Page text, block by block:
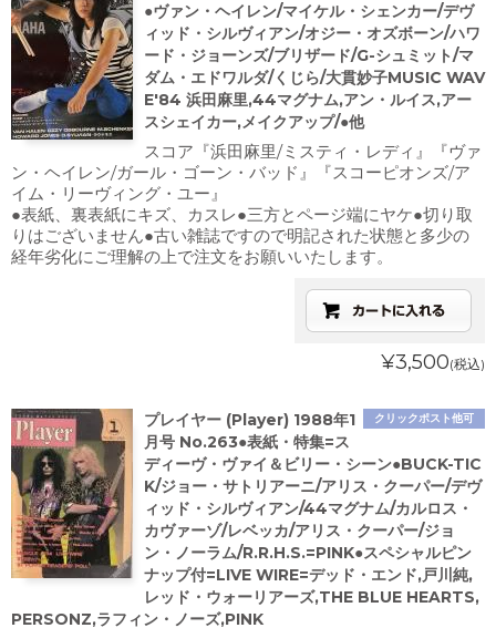
●ヴァン・ヘイレン/マイケル・シェンカー/デヴ
ィッド・シルヴィアン/オジー・オズボーン/ハワ
ード・ジョーンズ/ブリザード/G-シュミット/マ
ダム・エドワルダ/くじら/大貫妙子MUSIC WAV
E'84 浜田麻里,44マグナム,アン・ルイス,アー
スシェイカー,メイクアップ/●他
スコア『浜田麻里/ミスティ・レディ』『ヴァ
ン・ヘイレン/ガール・ゴーン・バッド』『スコーピオンズ/ア
イム・リーヴィング・ユー』
●表紙、裏表紙にキズ、カスレ●三方とページ端にヤケ●切り取
りはございません●古い雑誌ですので明記された状態と多少の
経年劣化にご理解の上で注文をお願いいたします。
¥3,500(税込)
クリックポスト他可
プレイヤー (Player) 1988年1
月号 No.263●表紙・特集=ス
ディーヴ・ヴァイ＆ビリー・シーン●BUCK-TIC
K/ジョー・サトリアーニ/アリス・クーパー/デヴ
ィッド・シルヴィアン/44マグナム/カルロス・
カヴァーゾ/レベッカ/アリス・クーパー/ジョ
ン・ノーラム/R.R.H.S.=PINK●スペシャルピン
ナップ付=LIVE WIRE=デッド・エンド,戸川純,
レッド・ウォーリアーズ,THE BLUE HEARTS,
PERSONZ,ラフィン・ノーズ,PINK